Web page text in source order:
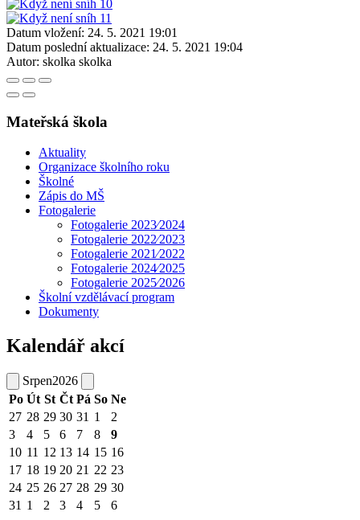
Datum vložení: 24. 5. 2021 19:01
Datum poslední aktualizace: 24. 5. 2021 19:04
Autor: skolka skolka
Mateřská škola
Aktuality
Organizace školního roku
Školné
Zápis do MŠ
Fotogalerie
Fotogalerie 2023⁄2024
Fotogalerie 2022⁄2023
Fotogalerie 2021⁄2022
Fotogalerie 2024⁄2025
Fotogalerie 2025⁄2026
Školní vzdělávací program
Dokumenty
Kalendář akcí
Srpen2026
Po Út St Čt Pá So Ne
27 28 29 30 31 1
2
3
4 5 6 7 8
9
10 11 12 13 14 15 16
17 18 19 20 21 22 23
24 25 26 27 28 29 30
31 1 2 3 4 5 6